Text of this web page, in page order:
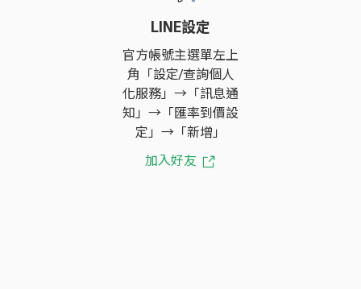
LINE設定
官方帳號主選單左上
角「設定/查詢個人
化服務」→「訊息通
知」→「匯率到價設
定」→「新增」
加入好友